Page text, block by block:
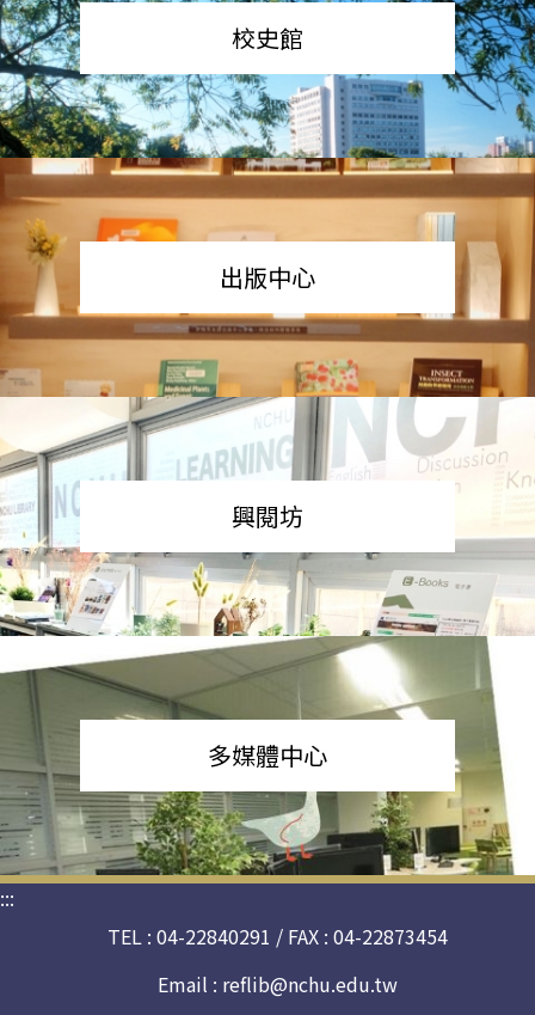
校史館
出版中心
興閱坊
多媒體中心
:::
TEL : 04-22840291 / FAX : 04-22873454
Email : reflib@nchu.edu.tw